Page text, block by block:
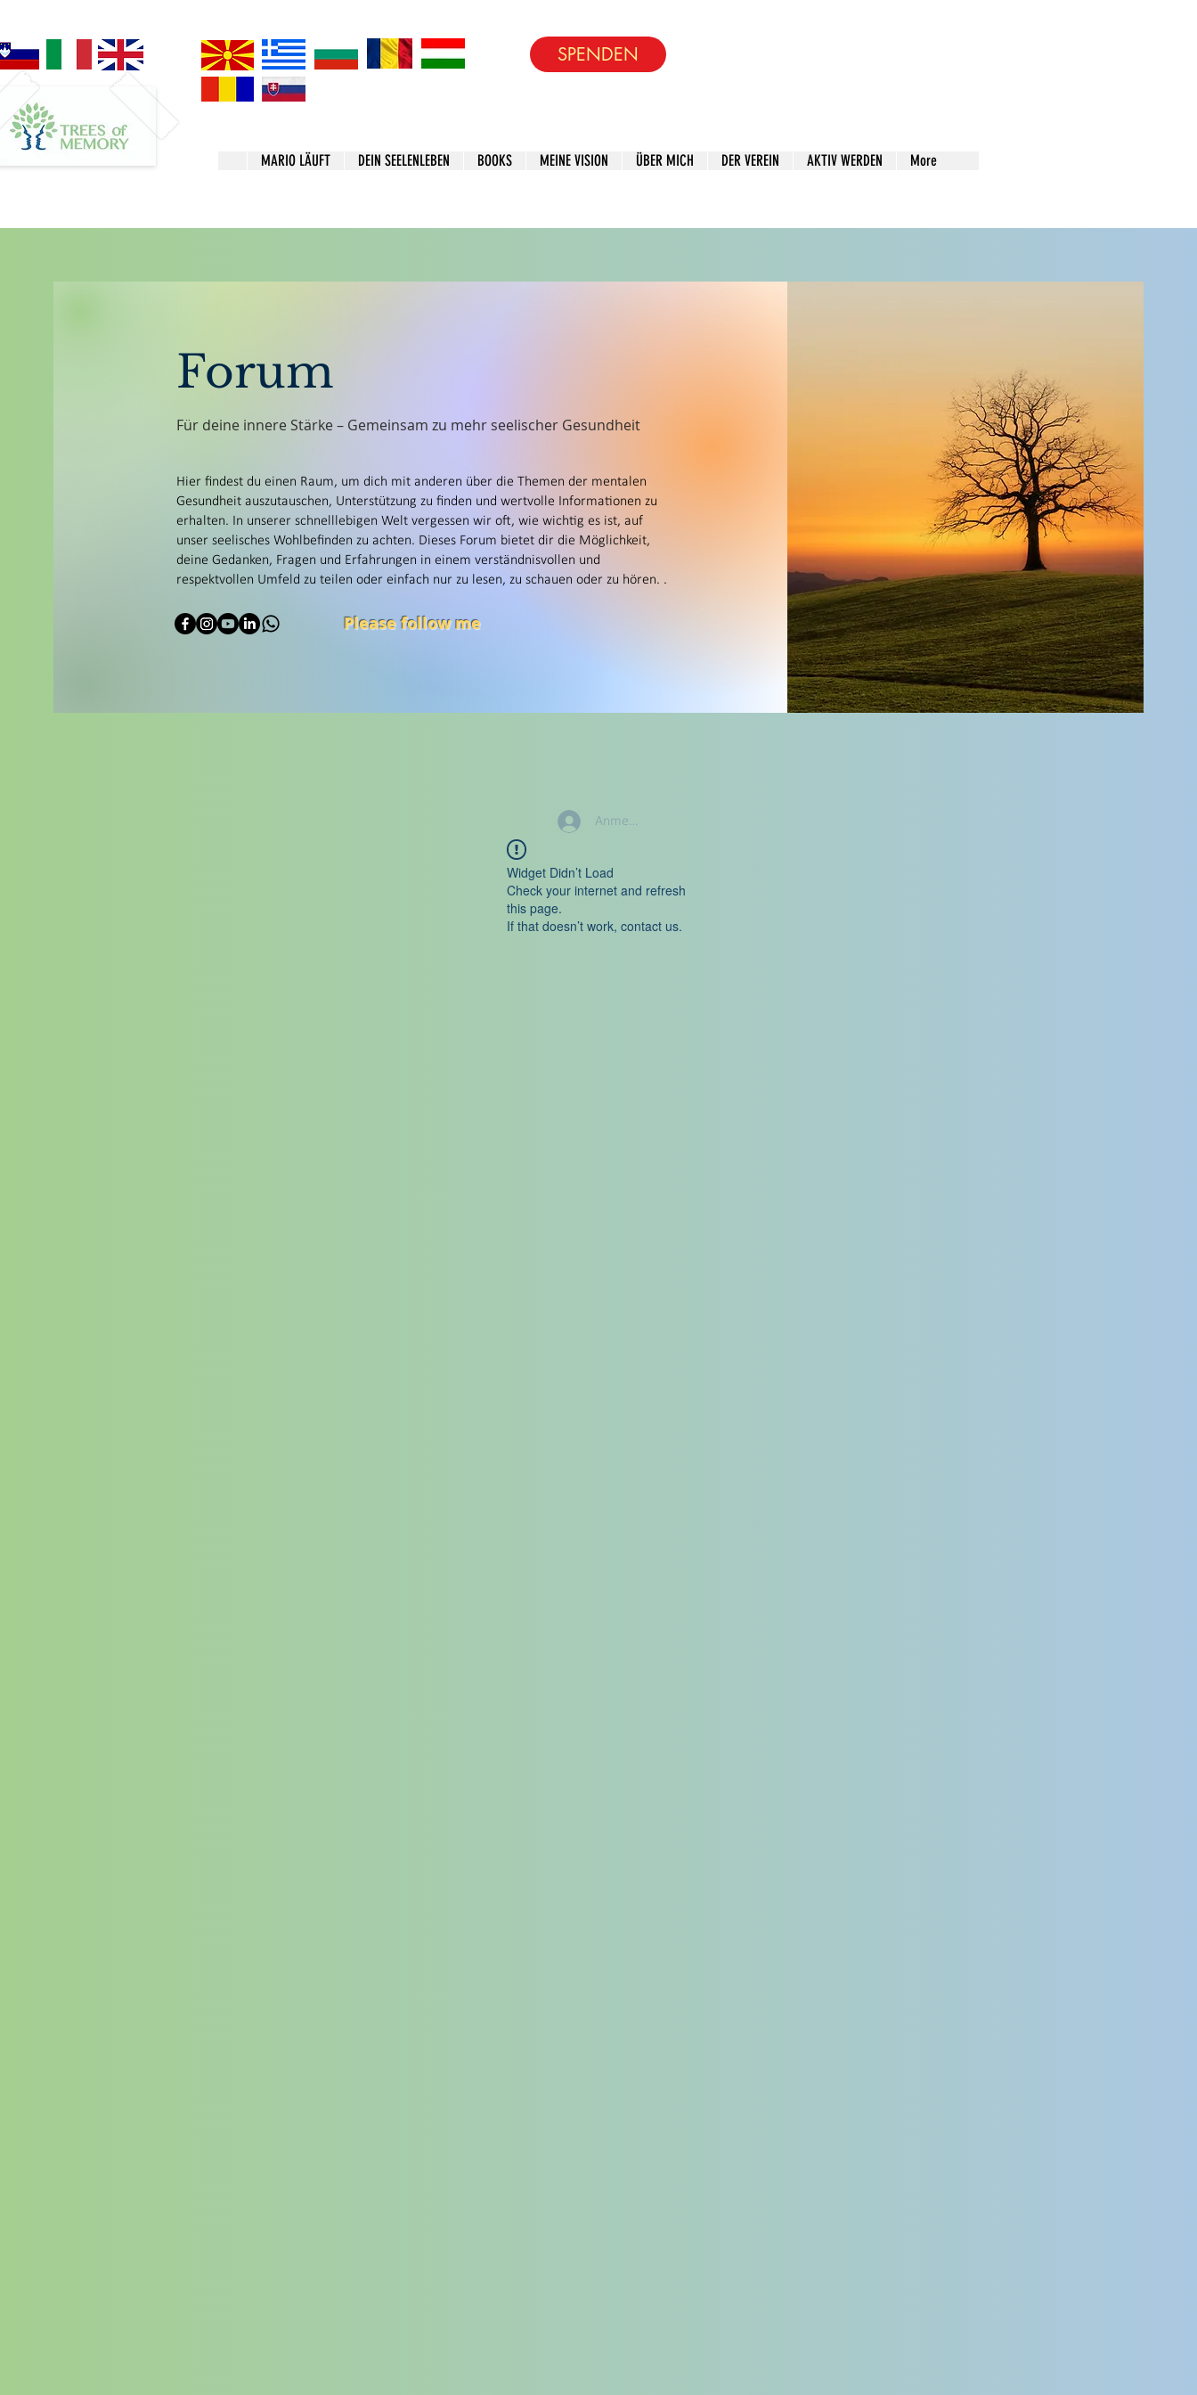
SPENDEN
MARIO LÄUFT DEIN SEELENLEBEN BOOKS MEINE VISION ÜBER MICH DER VEREIN AKTIV WERDEN More
Forum
Für deine innere Stärke – Gemeinsam zu mehr seelischer Gesundheit
Hier findest du einen Raum, um dich mit anderen über die Themen der mentalen
Gesundheit auszutauschen, Unterstützung zu finden und wertvolle Informationen zu
erhalten. In unserer schnelllebigen Welt vergessen wir oft, wie wichtig es ist, auf
unser seelisches Wohlbefinden zu achten. Dieses Forum bietet dir die Möglichkeit,
deine Gedanken, Fragen und Erfahrungen in einem verständnisvollen und
respektvollen Umfeld zu teilen oder einfach nur zu lesen, zu schauen oder zu hören. .
Please follow me
Anmelden
Widget Didn’t Load
Check your internet and refresh
this page.
If that doesn’t work, contact us.